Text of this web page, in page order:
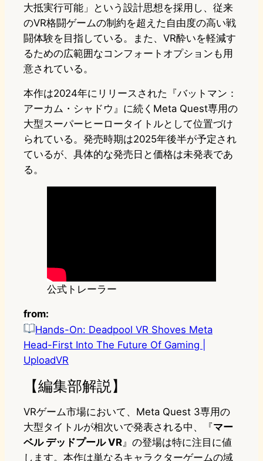
大抵実行可能」という設計思想を採用し、従来
のVR格闘ゲームの制約を超えた自由度の高い戦
闘体験を目指している。また、VR酔いを軽減す
るための広範囲なコンフォートオプションも用
意されている。
本作は2024年にリリースされた『バットマン：
アーカム・シャドウ』に続くMeta Quest専用の
大型スーパーヒーロータイトルとして位置づけ
られている。発売時期は2025年後半が予定され
ているが、具体的な発売日と価格は未発表であ
る。
公式トレーラー
from:
Hands-On: Deadpool VR Shoves Meta
Head-First Into The Future Of Gaming |
UploadVR
【編集部解説】
VRゲーム市場において、Meta Quest 3専用の
大型タイトルが相次いで発表される中、『マー
ベル デッドプール VR』の登場は特に注目に値
します。本作は単なるキャラクターゲームの域